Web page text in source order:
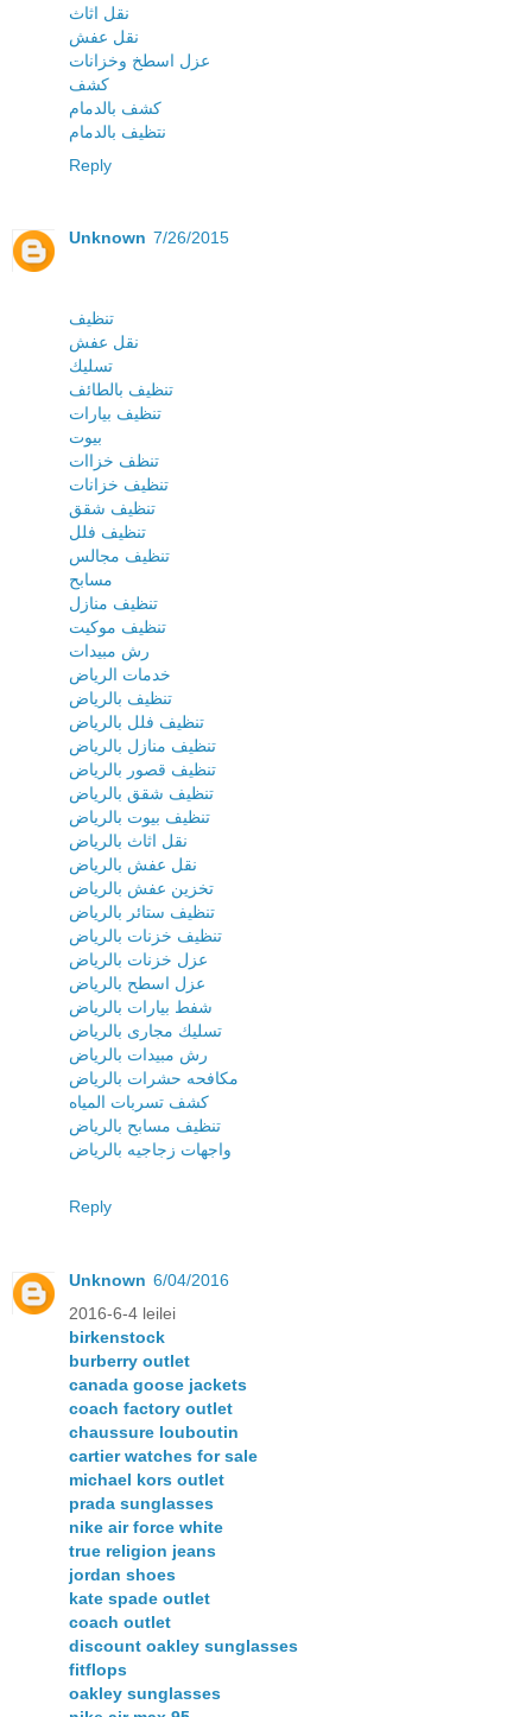
نقل اثاث
نقل عفش
عزل اسطخ وخزانات
كشف
كشف بالدمام
نتظيف بالدمام
Reply
Unknown 7/26/2015
تنظيف
نقل عفش
تسليك
تنظيف بالطائف
تنظيف بيارات
بيوت
تنظف خزاات
تنظيف خزانات
تنظيف شقق
تنظيف فلل
تنظيف مجالس
مسابح
تنظيف منازل
تنظيف موكيت
رش مبيدات
خدمات الرياض
تنظيف بالرياض
تنظيف فلل بالرياض
تنظيف منازل بالرياض
تنظيف قصور بالرياض
تنظيف شقق بالرياض
تنظيف بيوت بالرياض
نقل اثاث بالرياض
نقل عفش بالرياض
تخزين عفش بالرياض
تنظيف ستائر بالرياض
تنظيف خزنات بالرياض
عزل خزنات بالرياض
عزل اسطح بالرياض
شفط بيارات بالرياض
تسليك مجارى بالرياض
رش مبيدات بالرياض
مكافحه حشرات بالرياض
كشف تسربات المياه
تنظيف مسابح بالرياض
واجهات زجاجيه بالرياض
Reply
Unknown 6/04/2016
2016-6-4 leilei
birkenstock
burberry outlet
canada goose jackets
coach factory outlet
chaussure louboutin
cartier watches for sale
michael kors outlet
prada sunglasses
nike air force white
true religion jeans
jordan shoes
kate spade outlet
coach outlet
discount oakley sunglasses
fitflops
oakley sunglasses